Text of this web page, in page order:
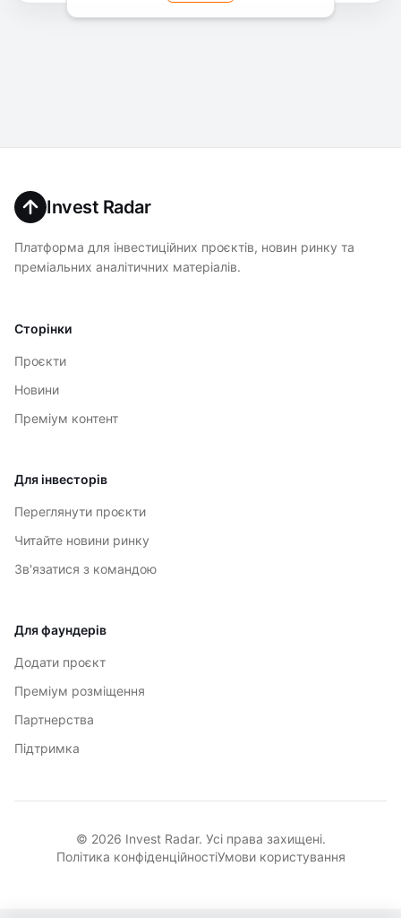
Invest Radar
Платформа для інвестиційних проєктів, новин ринку та
преміальних аналітичних матеріалів.
Сторінки
Проєкти
Новини
Преміум контент
Для інвесторів
Переглянути проєкти
Читайте новини ринку
Зв'язатися з командою
Для фаундерів
Додати проєкт
Преміум розміщення
Партнерства
Підтримка
© 2026 Invest Radar. Усі права захищені.
Політика конфіденційностіУмови користування